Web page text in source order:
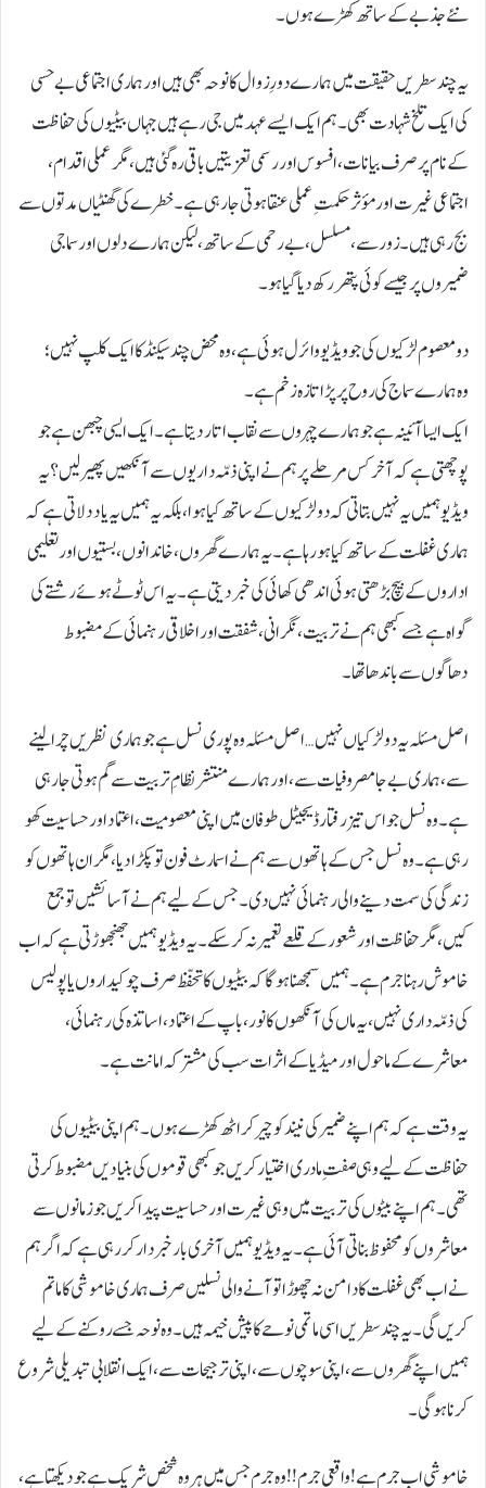
نئے جذبے کے ساتھ کھڑے ہوں۔
یہ چند سطریں حقیقت میں ہمارے دورِ زوال کا نوحہ بھی ہیں اور ہماری اجتماعی بے حسی
کی ایک تلخ شہادت بھی۔ ہم ایک ایسے عہد میں جی رہے ہیں جہاں بیٹیوں کی حفاظت
کے نام پر صرف بیانات، افسوس اور رسمی تعزیتیں باقی رہ گئی ہیں، مگر عملی اقدام،
اجتماعی غیرت اور مؤثر حکمتِ عملی عنقا ہوتی جارہی ہے۔ خطرے کی گھنٹیاں مدتوں سے
بج رہی ہیں۔ زور سے، مسلسل، بے رحمی کے ساتھ، لیکن ہمارے دلوں اور سماجی
ضمیروں پر جیسے کوئی پتھر رکھ دیا گیا ہو۔
دو معصوم لڑکیوں کی جو ویڈیو وائرل ہوئی ہے، وہ محض چند سیکنڈ کا ایک کلپ نہیں؛
وہ ہمارے سماج کی روح پر پڑا تازہ زخم ہے۔
ایک ایسا آئینہ ہے جو ہمارے چہروں سے نقاب اتار دیتا ہے۔ ایک ایسی چبھن ہے جو
پوچھتی ہے کہ آخر کس مرحلے پر ہم نے اپنی ذمّہ داریوں سے آنکھیں پھیر لیں؟ یہ
ویڈیو ہمیں یہ نہیں بتاتی کہ دو لڑکیوں کے ساتھ کیا ہوا، بلکہ یہ ہمیں یہ یاد دلاتی ہے کہ
ہماری غفلت کے ساتھ کیا ہو رہا ہے۔ یہ ہمارے گھروں، خاندانوں، بستیوں اور تعلیمی
اداروں کے بیچ بڑھتی ہوئی اندھی کھائی کی خبر دیتی ہے۔ یہ اس ٹوٹے ہوئے رشتے کی
گواہ ہے جسے کبھی ہم نے تربیت، نگرانی، شفقت اور اخلاقی رہنمائی کے مضبوط
دھاگوں سے باندھا تھا۔
اصل مسئلہ یہ دو لڑکیاں نہیں… اصل مسئلہ وہ پوری نسل ہے جو ہماری نظریں چرا لینے
سے، ہماری بے جا مصروفیات سے، اور ہمارے منتشر نظامِ تربیت سے گم ہوتی جارہی
ہے۔ وہ نسل جو اس تیز رفتار ڈیجیٹل طوفان میں اپنی معصومیت، اعتماد اور حساسیت کھو
رہی ہے۔ وہ نسل جس کے ہاتھوں سے ہم نے اسمارٹ فون تو پکڑا دیا، مگر ان ہاتھوں کو
زندگی کی سمت دینے والی رہنمائی نہیں دی۔ جس کے لیے ہم نے آسائشیں تو جمع
کیں، مگر حفاظت اور شعور کے قلعے تعمیر نہ کر سکے۔ یہ ویڈیو ہمیں جھنجھوڑتی ہے کہ اب
خاموش رہنا جرم ہے۔ ہمیں سمجھنا ہوگا کہ بیٹیوں کا تحفّظ صرف چوکیداروں یا پولیس
کی ذمّہ داری نہیں، یہ ماں کی آنکھوں کا نور، باپ کے اعتماد، اساتذہ کی رہنمائی،
معاشرے کے ماحول اور میڈیا کے اثرات سب کی مشترکہ امانت ہے۔
یہ وقت ہے کہ ہم اپنے ضمیر کی نیند کو چیر کر اٹھ کھڑے ہوں۔ ہم اپنی بیٹیوں کی
حفاظت کے لیے وہی صفتِ مادری اختیار کریں جو کبھی قوموں کی بنیادیں مضبوط کرتی
تھی۔ ہم اپنے بیٹوں کی تربیت میں وہی غیرت اور حساسیت پیدا کریں جو زمانوں سے
معاشروں کو محفوظ بناتی آئی ہے۔ یہ ویڈیو ہمیں آخری بار خبردار کر رہی ہے کہ اگر ہم
نے اب بھی غفلت کا دامن نہ چھوڑا تو آنے والی نسلیں صرف ہماری خاموشی کا ماتم
کریں گی۔ یہ چند سطریں اسی ماتمی نوحے کا پیش خیمہ ہیں۔ وہ نوحہ جسے روکنے کے لیے
ہمیں اپنے گھروں سے، اپنی سوچوں سے، اپنی ترجیحات سے، ایک انقلابی تبدیلی شروع
کرنا ہوگی۔
خاموشی اب جرم ہے! واقعی جرم!! وہ جرم جس میں ہر وہ شخص شریک ہے جو دیکھتا ہے،